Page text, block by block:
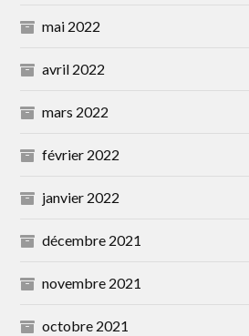
mai 2022
avril 2022
mars 2022
février 2022
janvier 2022
décembre 2021
novembre 2021
octobre 2021